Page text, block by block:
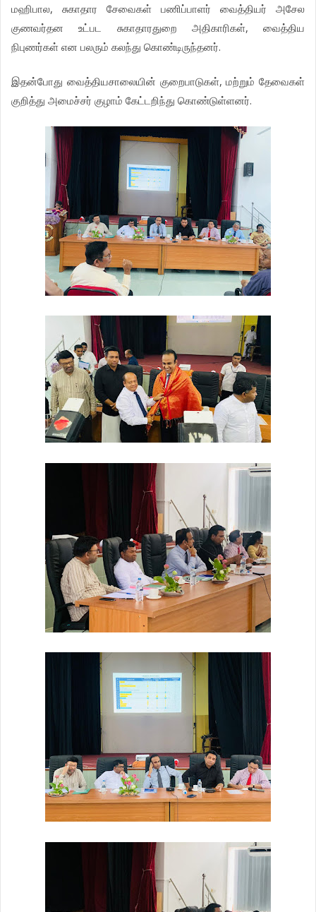
மஹிபால,சுகாதார சேவைகள் பணிப்பாளர் வைத்தியர்
அசேல
குணவர்தன
உட்பட சுகாதாரதுறை அதிகாரிகள்,
வைத்திய
நிபுணர்கள் என பலரும் கலந்து கொண்டிருந்தனர்.
இதன்போது வைத்தியசாலையின் குறைபாடுகள்,மற்றும் தேவைகள்
குறித்து அமைச்சர் குழாம் கேட்டறிந்து கொண்டுள்ளனர்.